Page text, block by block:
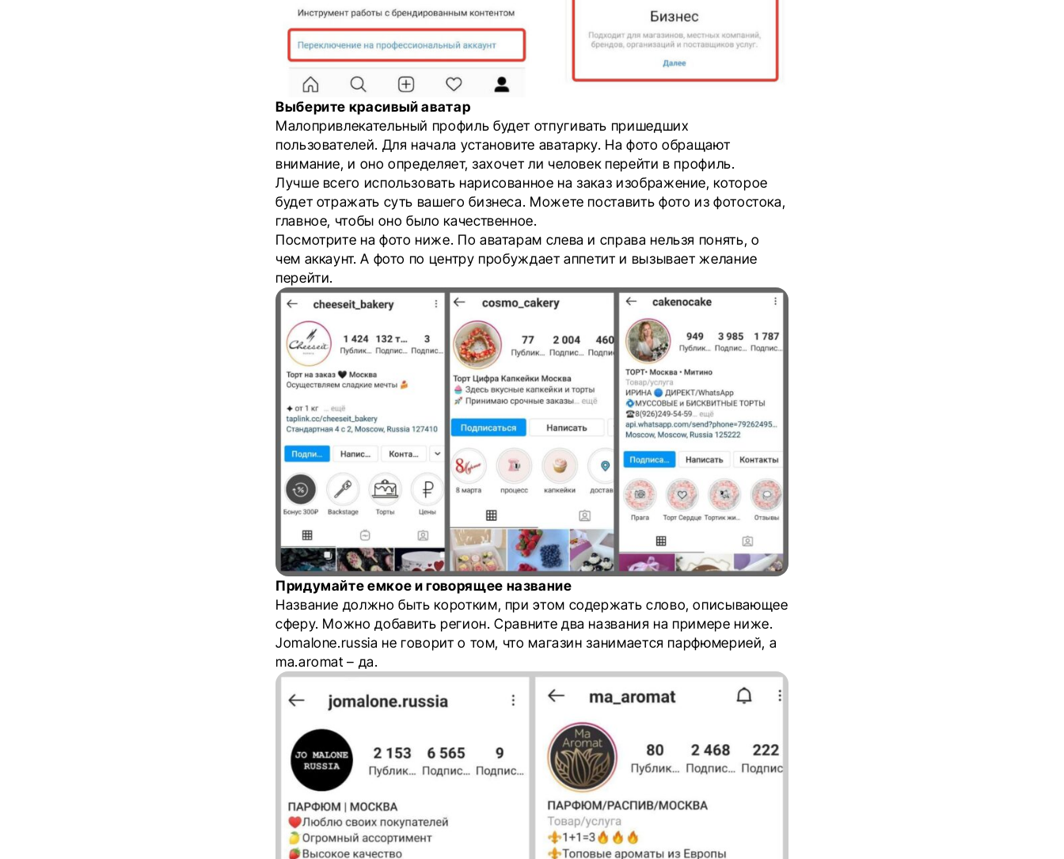
Выберите красивый аватар
Малопривлекательный профиль будет отпугивать пришедших
пользователей. Для начала установите аватарку. На фото обращают
внимание, и оно определяет, захочет ли человек перейти в профиль.
Лучше всего использовать нарисованное на заказ изображение, которое
будет отражать суть вашего бизнеса. Можете поставить фото из фотостока,
главное, чтобы оно было качественное.
Посмотрите на фото ниже. По аватарам слева и справа нельзя понять, о
чем аккаунт. А фото по центру пробуждает аппетит и вызывает желание
перейти.
Придумайте емкое и говорящее название
Название должно быть коротким, при этом содержать слово, описывающее
сферу. Можно добавить регион. Сравните два названия на примере ниже.
Jomalone.russia не говорит о том, что магазин занимается парфюмерией, а
ma.aromat – да.